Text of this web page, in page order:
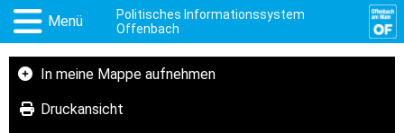
Menü
Politisches Informationssystem
Offenbach
In meine Mappe aufnehmen
Druckansicht